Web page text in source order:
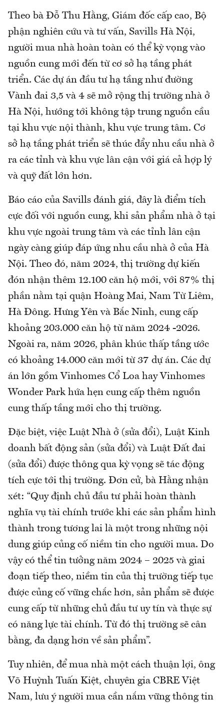
Theo bà Đỗ Thu Hằng, Giám đốc cấp cao, Bộ
phận nghiên cứu và tư vấn, Savills Hà Nội,
người mua nhà hoàn toàn có thể kỳ vọng vào
nguồn cung mới đến từ cơ sở hạ tầng phát
triển. Các dự án đầu tư hạ tầng như đường
Vành đai 3,5 và 4 sẽ mở rộng thị trường nhà ở
Hà Nội, hướng tới không tập trung nguồn cầu
tại khu vực nội thành, khu vực trung tâm. Cơ
sở hạ tầng phát triển sẽ thúc đẩy nhu cầu nhà ở
ra các tỉnh và khu vực lân cận với giá cả hợp lý
và quỹ đất lớn hơn.
Báo cáo của Savills đánh giá, đây là điểm tích
cực đối với nguồn cung, khi sản phẩm nhà ở tại
khu vực ngoài trung tâm và các tỉnh lân cận
ngày càng giúp đáp ứng nhu cầu nhà ở của Hà
Nội. Theo đó, năm 2024, thị trường dự kiến
đón nhận thêm 12.100 căn hộ mới, với 87% thị
phần nằm tại quận Hoàng Mai, Nam Từ Liêm,
Hà Đông. Hưng Yên và Bắc Ninh, cung cấp
khoảng 203.000 căn hộ từ năm 2024 -2026.
Ngoài ra, năm 2026, phân khúc thấp tầng ước
có khoảng 14.000 căn mới từ 37 dự án. Các dự
án lớn gồm Vinhomes Cổ Loa hay Vinhomes
Wonder Park hứa hẹn cung cấp thêm nguồn
cung thấp tầng mới cho thị trường.
Đặc biệt, việc Luật Nhà ở (sửa đổi), Luật Kinh
doanh bất động sản (sửa đổi) và Luật Đất đai
(sửa đổi) được thông qua kỳ vọng sẽ tác động
tích cực tới thị trường. Đơn cử, bà Hằng nhận
xét: “Quy định chủ đầu tư phải hoàn thành
nghĩa vụ tài chính trước khi các sản phẩm hình
thành trong tương lai là một trong những nội
dung giúp củng cố niềm tin cho người mua. Do
vậy có thể tin tưởng năm 2024 – 2025 và giai
đoạn tiếp theo, niềm tin của thị trường tiếp tục
được củng cố vững chắc hơn, sản phẩm sẽ được
cung cấp từ những chủ đầu tư uy tín và thực sự
có năng lực tài chính. Từ đó thị trường sẽ cân
bằng, đa dạng hơn về sản phẩm”.
Tuy nhiên, để mua nhà một cách thuận lợi, ông
Võ Huỳnh Tuấn Kiệt, chuyên gia CBRE Việt
Nam, lưu ý người mua cần nắm vững thông tin